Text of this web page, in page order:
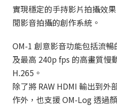
實現穩定的手持影片拍攝效
閒影音拍攝的創作系統。
OM-1 創意影音功能包括流
及最高 240p fps 的高畫質慢
H.265。
除了將 RAW HDMI 輸出到外
作外，也支援 OM-Log 透過